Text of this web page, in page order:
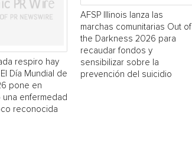
respiro hay
Día Mundial de
pone en
una enfermedad
reconocida
AFSP Illinois lanza las
marchas comunitarias Out of
the Darkness 2026 para
recaudar fondos y
sensibilizar sobre la
prevención del suicidio